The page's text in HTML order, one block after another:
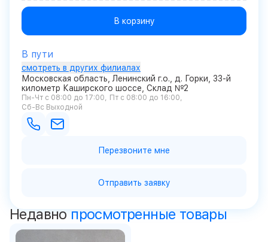
В корзину
В пути
смотреть в других филиалах
Московская область, Ленинский г.о., д. Горки, 33-й
километр Каширского шоссе, Склад №2
Пн-Чт с 08:00 до 17:00
Пт с 08:00 до 16:00
Сб-Вс Выходной
Перезвоните мне
Отправить заявку
Недавно просмотренные товары